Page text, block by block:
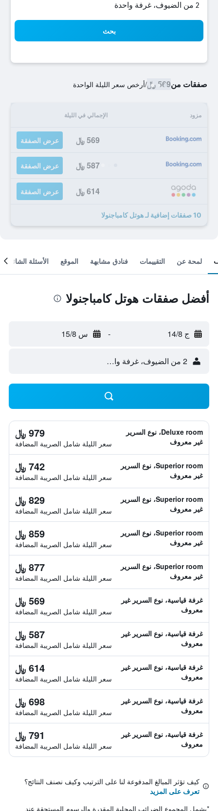
2 من الضيوف، غرفة واحدة
بحث
صفقات من569 ﷼ /أرخص سعر الليلة الواحدة
مزود الإجمالي في الليلة
569 ﷼ عرض الصفقة
587 ﷼ عرض الصفقة
614 ﷼ عرض الصفقة
10 صفقات إضافية لـ هوتل كامباجنولا
لمحة عن التقييمات فنادق مشابهة الموقع الأسئلة الشائعة
أفضل صفقات هوتل كامباجنولا
ج 14/8 - س 15/8
2 من الضيوف، غرفة واحدة
Deluxe room، نوع السرير
غير معروف
979 ﷼
سعر الليلة شامل الصريبة المضافة
Superior room، نوع السرير
غير معروف
742 ﷼
سعر الليلة شامل الصريبة المضافة
Superior room، نوع السرير
غير معروف
829 ﷼
سعر الليلة شامل الصريبة المضافة
Superior room، نوع السرير
غير معروف
859 ﷼
سعر الليلة شامل الصريبة المضافة
Superior room، نوع السرير
غير معروف
877 ﷼
سعر الليلة شامل الصريبة المضافة
غرفة قياسية، نوع السرير غير
معروف
569 ﷼
سعر الليلة شامل الصريبة المضافة
غرفة قياسية، نوع السرير غير
معروف
587 ﷼
سعر الليلة شامل الصريبة المضافة
غرفة قياسية، نوع السرير غير
معروف
614 ﷼
سعر الليلة شامل الصريبة المضافة
غرفة قياسية، نوع السرير غير
معروف
698 ﷼
سعر الليلة شامل الصريبة المضافة
غرفة قياسية، نوع السرير غير
معروف
791 ﷼
سعر الليلة شامل الصريبة المضافة
كيف تؤثر المبالغ المدفوعة لنا على الترتيب وكيف نصنف النتائج؟
تعرف على المزيد
*يشمل المجموع الضرائب المحلية المقدرة والرسوم المستحقة عند